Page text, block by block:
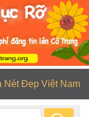
Nét Đẹp Việt Nam